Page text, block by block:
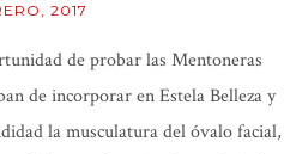
2017
de probar las Mentoneras
de incorporar en Estela Belleza y
la musculatura del óvalo facial,